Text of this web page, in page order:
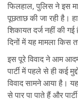
फिलहाल, पुलिस ने इस
पूछताछ की जा रही है।
शिकायत दर्ज नहीं की
दिनों में यह मामला किस
इस पूरे विवाद ने आम
पार्टी में पहले से ही कई
विवाद सामने आया है।
से पार पा पाते हैं और